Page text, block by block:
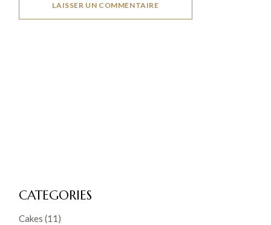
LAISSER UN COMMENTAIRE
CATEGORIES
Cakes (11)